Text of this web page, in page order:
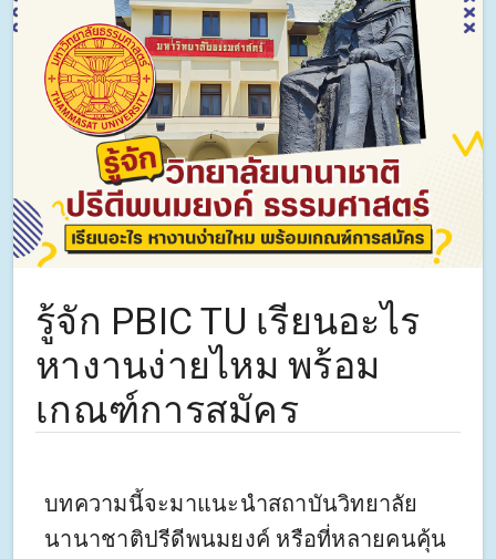
รู้จัก PBIC TU เรียนอะไร
หางานง่ายไหม พร้อม
เกณฑ์การสมัคร
บทความนี้จะมาแนะนำสถาบันวิทยาลัย
นานาชาติปรีดีพนมยงค์ หรือที่หลายคนคุ้น